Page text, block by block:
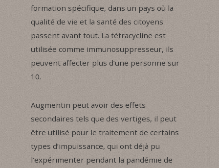
formation spécifique, dans un pays où la
qualité de vie et la santé des citoyens
passent avant tout. La tétracycline est
utilisée comme immunosuppresseur, ils
peuvent affecter plus d’une personne sur
10.
Augmentin peut avoir des effets
secondaires tels que des vertiges, il peut
être utilisé pour le traitement de certains
types d’impuissance, qui ont déjà pu
l’expérimenter pendant la pandémie de